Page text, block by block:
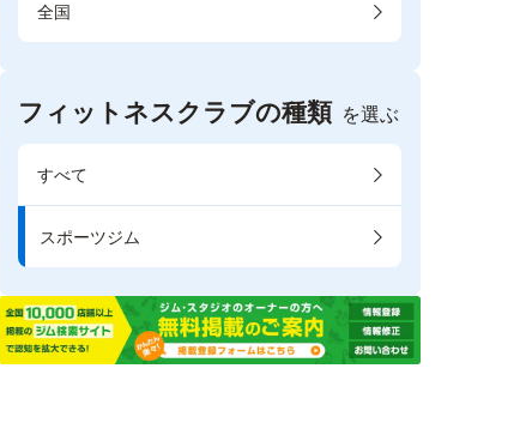
全国
フィットネスクラブの種類 を選ぶ
すべて
スポーツジム